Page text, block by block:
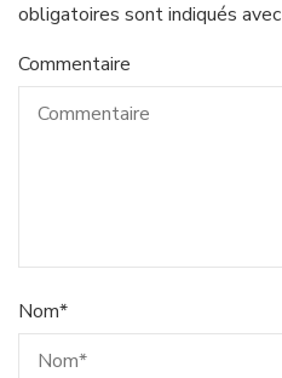
obligatoires sont indiqués avec
Commentaire
Nom*